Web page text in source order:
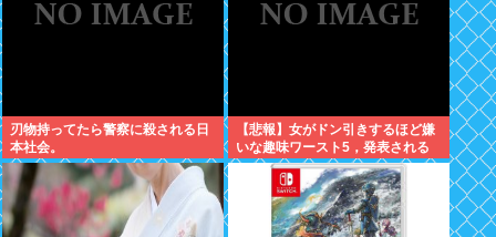
刃物持ってたら警察に殺される日
本社会。
【悲報】女がドン引きするほど嫌
いな趣味ワースト5，発表される